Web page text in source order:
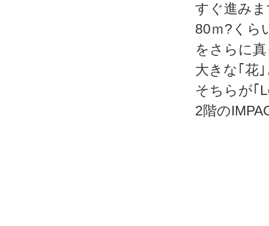
すぐ進み
80ｍ?くら
をさらに
大きな｢花
そちらが｢
2階の